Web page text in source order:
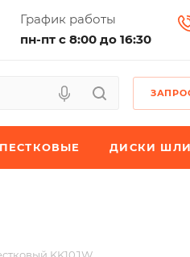
График работы
пн-пт с 8:00 до 16:30
ДИСКИ